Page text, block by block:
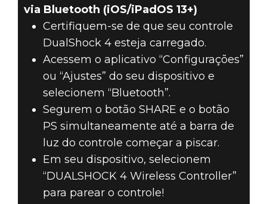
via Bluetooth (iOS/iPadOS 13+)
Certifiquem-se de que seu controle
DualShock 4 esteja carregado.
Acessem o aplicativo “Configurações”
ou “Ajustes” do seu dispositivo e
selecionem “Bluetooth”.
Segurem o botão SHARE e o botão
PS simultaneamente até a barra de
luz do controle começar a piscar.
Em seu dispositivo, selecionem
“DUALSHOCK 4 Wireless Controller”
para parear o controle!